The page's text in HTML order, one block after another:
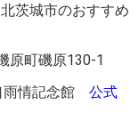
茨城市のおすすめ
原町磯原130-1
雨情記念館 公式